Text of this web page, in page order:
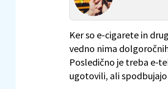
Ker so e-cigarete in
vedno nima
Posledično je treba e-
ugotovili, ali